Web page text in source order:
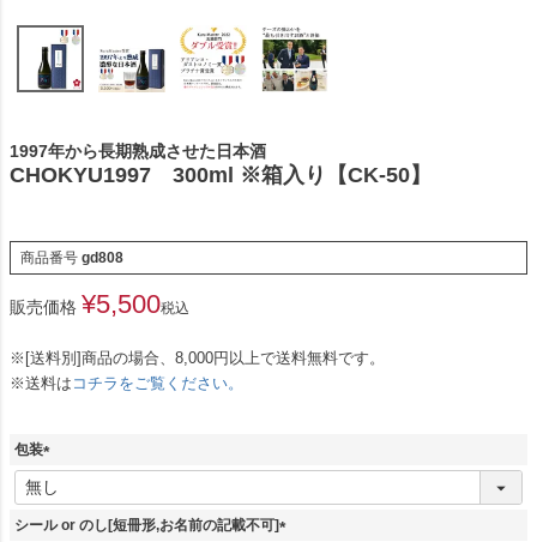
1997年から長期熟成させた日本酒
CHOKYU1997 300ml ※箱入り【CK-50】
商品番号 gd808
販売価格 ¥5,500税込
※[送料別]商品の場合、8,000円以上で送料無料です。
※送料は コチラをご覧ください。
包装
(
必
須
シール or のし[短冊形,お名前の記載不可]